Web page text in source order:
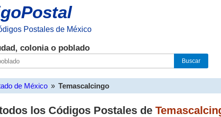
Postales de México
colonia o poblado
de México » Temascalcingo
los Códigos Postales de